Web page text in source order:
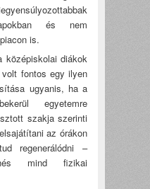
és nem
is.
középiskolai diákok
fontos egy ilyen
ugyanis, ha a
egyetemre
szakja szerinti
az órákon
regenerálódni –
mind fizikai